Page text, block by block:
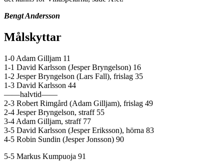
Bengt Andersson
Målskyttar
1-0 Adam Gilljam 11
1-1 David Karlsson (Jesper Bryngelson) 16
1-2 Jesper Bryngelson (Lars Fall), frislag 35
1-3 David Karlsson 44
——halvtid——
2-3 Robert Rimgård (Adam Gilljam), frislag 49
2-4 Jesper Bryngelson, straff 55
3-4 Adam Gilljam, straff 77
3-5 David Karlsson (Jesper Eriksson), hörna 83
4-5 Robin Sundin (Jesper Jonsson) 90
5-5 Markus Kumpuoja 91